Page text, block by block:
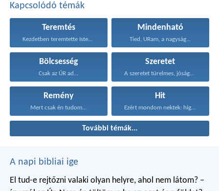
Kapcsolódó témák
Teremtés
Kezdetben teremtette Isten a...
Mindenható
Tied, URam, a nagyság...
Bölcsesség
Csak az ÚR ad...
Szeretet
A szeretet türelmes, jóságos...
Remény
Mert csak én tudom...
Hit
Ezért mondom nektek: higgyétek...
További témák...
A napi bibliai ige
El tud-e rejtőzni valaki olyan helyre, ahol nem látom? –